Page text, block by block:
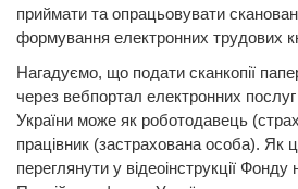
приймати та опрацьовувати
формування електронних трудових
Нагадуємо, що подати сканкопії
через вебпортал електронних
України може як роботодавець
працівник (застрахована особа). Як
переглянути у відеоінструкції